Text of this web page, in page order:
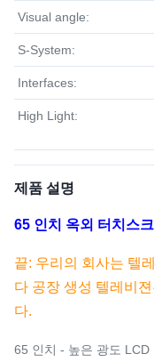
Visual angle:
S-System:
Interfaces:
High Light:
제품 설명
65 인치 옥외 터치스
끝: 우리의 회사는 텔
다 공장 생성 텔레비
다.
65 인치 - 높은 광도 LCD